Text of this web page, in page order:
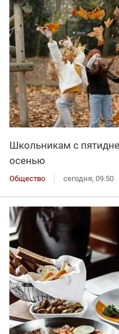
Школьникам с
осенью
Общество сегодня, 09:50